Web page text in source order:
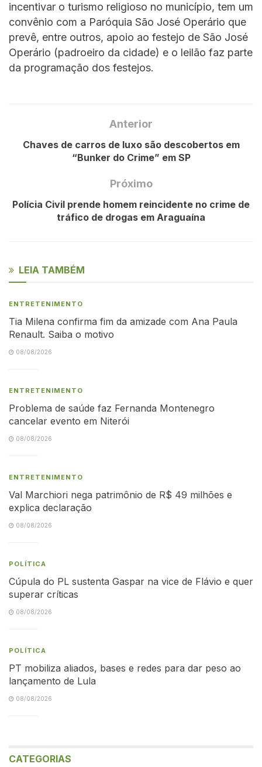
incentivar o turismo religioso no município, tem um
convênio com a Paróquia São José Operário que
prevê, entre outros, apoio ao festejo de São José
Operário (padroeiro da cidade) e o leilão faz parte
da programação dos festejos.
Anterior
Chaves de carros de luxo são descobertos em
“Bunker do Crime” em SP
Próximo
Polícia Civil prende homem reincidente no crime de
tráfico de drogas em Araguaína
LEIA TAMBÉM
ENTRETENIMENTO
Tia Milena confirma fim da amizade com Ana Paula
Renault. Saiba o motivo
08/08/2026
ENTRETENIMENTO
Problema de saúde faz Fernanda Montenegro
cancelar evento em Niterói
08/08/2026
ENTRETENIMENTO
Val Marchiori nega patrimônio de R$ 49 milhões e
explica declaração
08/08/2026
POLÍTICA
Cúpula do PL sustenta Gaspar na vice de Flávio e quer
superar críticas
08/08/2026
POLÍTICA
PT mobiliza aliados, bases e redes para dar peso ao
lançamento de Lula
08/08/2026
CATEGORIAS